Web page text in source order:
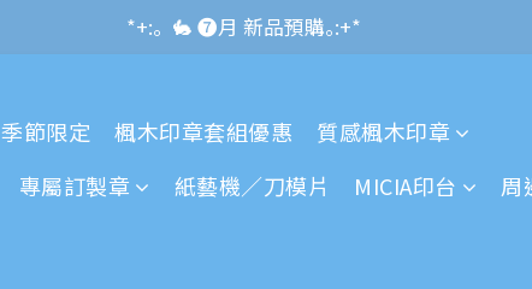
*+:｡\new / !🌌 官網消費滿千折百~RUN~:+*
*+:｡  🐇 ❼月 新品預購｡:+*
*+:｡\new / !🌌 官網消費滿千折百~RUN~:+*
季節限定 楓木印章套組優惠
質感楓木印章
專屬訂製章 紙藝機／刀模片 MICIA印台
周